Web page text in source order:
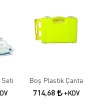
Seti Boş Plastik Çanta
714,68 +KDV